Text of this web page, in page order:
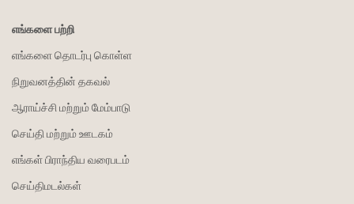
எங்களை பற்றி
எங்களை தொடர்பு கொள்ள
நிறுவனத்தின் தகவல்
ஆராய்ச்சி மற்றும் மேம்பாடு
செய்தி மற்றும் ஊடகம்
எங்கள் பிராந்திய வரைபடம்
செய்திமடல்கள்